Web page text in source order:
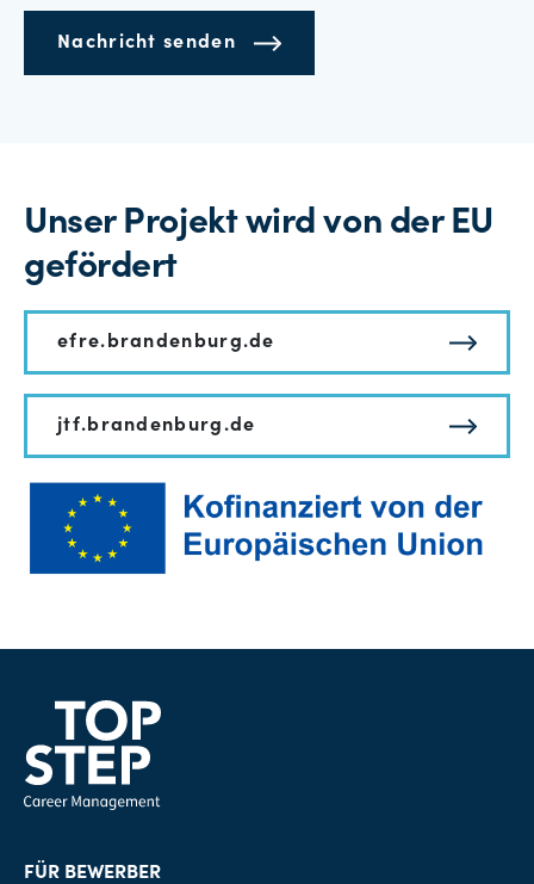
Nachricht senden
Unser Projekt wird von der EU
gefördert
efre.brandenburg.de
jtf.brandenburg.de
FÜR BEWERBER